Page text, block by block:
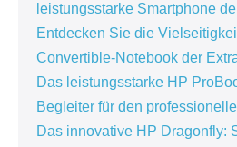
leistungsstarke Smartphone
Entdecken Sie die
Convertible-Notebook der
Das leistungsstarke HP
Begleiter für den
Das innovative HP Dragonfly: